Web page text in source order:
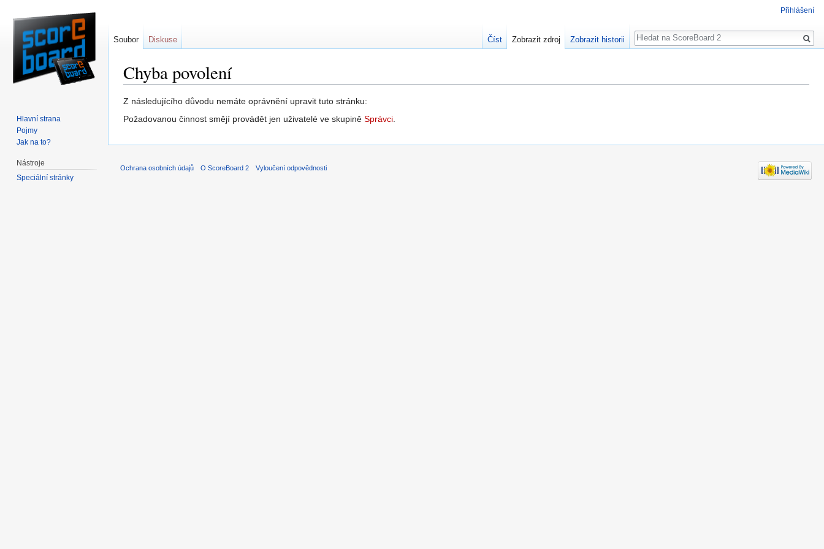
Chyba povolení
Z následujícího důvodu nemáte oprávnění upravit tuto stránku:
Požadovanou činnost smějí provádět jen uživatelé ve skupině Správci.
Přihlášení
Soubor Diskuse Číst Zobrazit zdroj Zobrazit historii
Hledat
Hlavní strana
Pojmy
Jak na to?
Nástroje
Speciální stránky
Ochrana osobních údajů O ScoreBoard 2 Vyloučení odpovědnosti